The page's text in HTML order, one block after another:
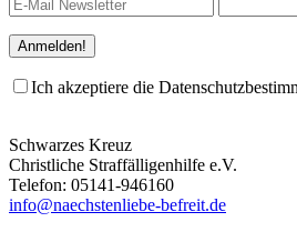
Ich akzeptiere die
Schwarzes Kreuz
Christliche Straffälligenhilfe e.V.
Telefon: 05141-946160
info@naechstenliebe-befreit.de